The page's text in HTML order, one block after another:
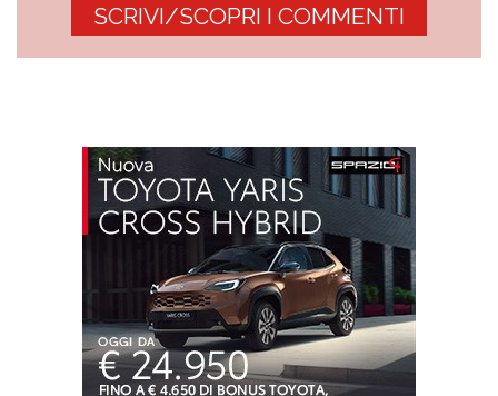
SCRIVI/SCOPRI I COMMENTI